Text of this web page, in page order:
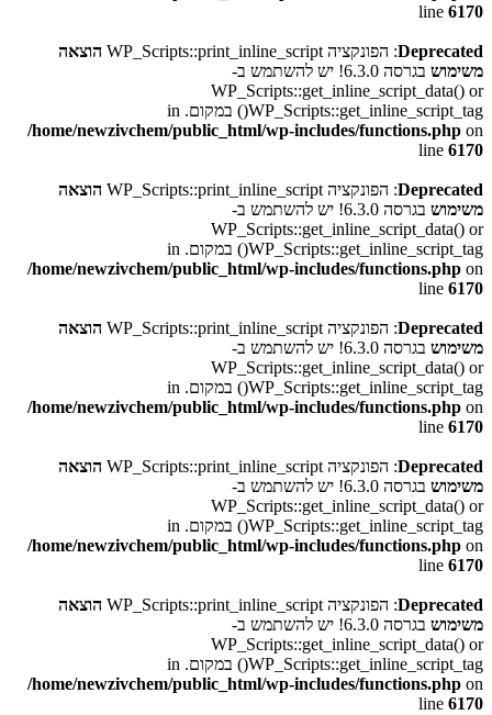
line 6170
Deprecated: הפונקציה WP_Scripts::print_inline_script
הוצאה
משימוש
בגרסה 6.3.0! יש להשתמש ב-
WP_Scripts::get_inline_script_data() or
WP_Scripts::get_inline_script_tag() במקום. in
/home/newzivchem/public_html/wp-includes/functions.php on
line 6170
Deprecated: הפונקציה WP_Scripts::print_inline_script
הוצאה
משימוש
בגרסה 6.3.0! יש להשתמש ב-
WP_Scripts::get_inline_script_data() or
WP_Scripts::get_inline_script_tag() במקום. in
/home/newzivchem/public_html/wp-includes/functions.php on
line 6170
Deprecated: הפונקציה WP_Scripts::print_inline_script
הוצאה
משימוש
בגרסה 6.3.0! יש להשתמש ב-
WP_Scripts::get_inline_script_data() or
WP_Scripts::get_inline_script_tag() במקום. in
/home/newzivchem/public_html/wp-includes/functions.php on
line 6170
Deprecated: הפונקציה WP_Scripts::print_inline_script
הוצאה
משימוש
בגרסה 6.3.0! יש להשתמש ב-
WP_Scripts::get_inline_script_data() or
WP_Scripts::get_inline_script_tag() במקום. in
/home/newzivchem/public_html/wp-includes/functions.php on
line 6170
Deprecated: הפונקציה WP_Scripts::print_inline_script
הוצאה
משימוש
בגרסה 6.3.0! יש להשתמש ב-
WP_Scripts::get_inline_script_data() or
WP_Scripts::get_inline_script_tag() במקום. in
/home/newzivchem/public_html/wp-includes/functions.php on
line 6170